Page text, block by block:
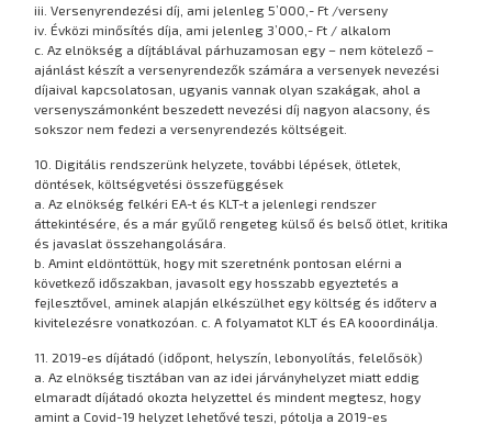
iii. Versenyrendezési díj, ami jelenleg 5’000,- Ft /verseny
iv. Évközi minősítés díja, ami jelenleg 3’000,- Ft / alkalom
c. Az elnökség a díjtáblával párhuzamosan egy – nem kötelező –
ajánlást készít a versenyrendezők számára a versenyek nevezési
díjaival kapcsolatosan, ugyanis vannak olyan szakágak, ahol a
versenyszámonként beszedett nevezési díj nagyon alacsony, és
sokszor nem fedezi a versenyrendezés költségeit.
10. Digitális rendszerünk helyzete, további lépések, ötletek,
döntések, költségvetési összefüggések
a. Az elnökség felkéri EA-t és KLT-t a jelenlegi rendszer
áttekintésére, és a már gyűlő rengeteg külső és belső ötlet, kritika
és javaslat összehangolására.
b. Amint eldöntöttük, hogy mit szeretnénk pontosan elérni a
következő időszakban, javasolt egy hosszabb egyeztetés a
fejlesztővel, aminek alapján elkészülhet egy költség és időterv a
kivitelezésre vonatkozóan. c. A folyamatot KLT és EA kooordinálja.
11. 2019-es díjátadó (időpont, helyszín, lebonyolítás, felelősök)
a. Az elnökség tisztában van az idei járványhelyzet miatt eddig
elmaradt díjátadó okozta helyzettel és mindent megtesz, hogy
amint a Covid-19 helyzet lehetővé teszi, pótolja a 2019-es